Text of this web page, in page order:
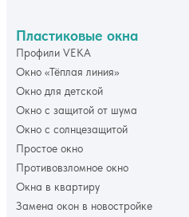
Пластиковые окна
Профили VEKA
Окно «Тёплая линия»
Окно для детской
Окно с защитой от шума
Окно с солнцезащитой
Простое окно
Противовзломное окно
Окна в квартиру
Замена окон в новостройке